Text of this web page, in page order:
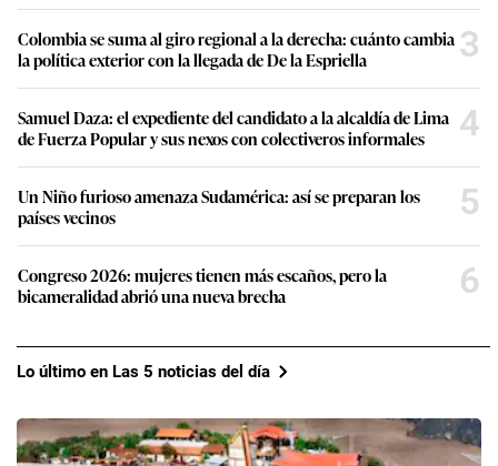
Colombia se suma al giro regional a la derecha: cuánto cambia
la política exterior con la llegada de De la Espriella
3
Samuel Daza: el expediente del candidato a la alcaldía de Lima
de Fuerza Popular y sus nexos con colectiveros informales
4
Un Niño furioso amenaza Sudamérica: así se preparan los
países vecinos
5
Congreso 2026: mujeres tienen más escaños, pero la
bicameralidad abrió una nueva brecha
6
Lo último en Las 5 noticias del día